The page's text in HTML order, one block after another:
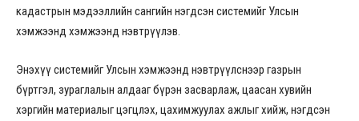
кадастрын мэдээллийн сангийн нэгдсэн системийг Улсын
хэмжээнд хэмжээнд нэвтрүүлэв.
Энэхүү системийг Улсын хэмжээнд нэвтрүүлснээр газрын
бүртгэл, зураглалын алдааг бүрэн засварлаж, цаасан хувийн
хэргийн материалыг цэгцлэх, цахимжуулах ажлыг хийж, нэгдсэн